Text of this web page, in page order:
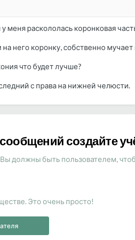
меня раскололась коронковая
на него коронку, собственно
что будет лучше?
с права на нижней челюсти.
создайте
Вы должны быть пользователем,
Это очень просто!